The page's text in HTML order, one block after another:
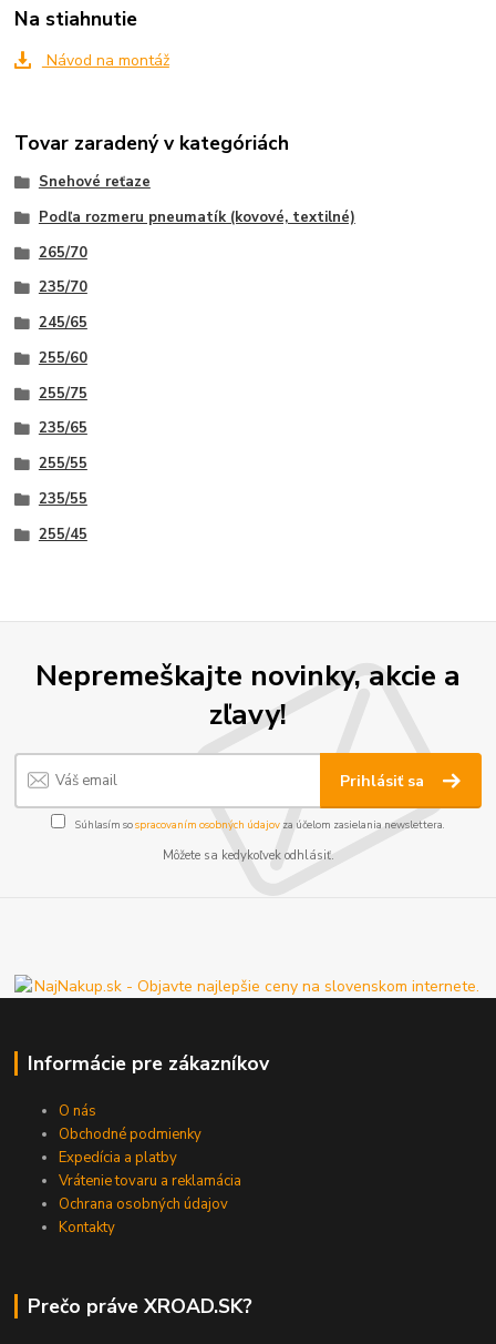
Na stiahnutie
Návod na montáž
Tovar zaradený v kategóriách
Snehové reťaze
Podľa rozmeru pneumatík (kovové, textilné)
265/70
235/70
245/65
255/60
255/75
235/65
255/55
235/55
255/45
Nepremeškajte novinky, akcie a
zľavy!
Prihlásiť sa
Súhlasím sospracovaním osobných údajov za účelom zasielania newslettera.
Môžete sa kedykoľvek odhlásiť.
Informácie pre zákazníkov
O nás
Obchodné podmienky
Expedícia a platby
Vrátenie tovaru a reklamácia
Ochrana osobných údajov
Kontakty
Prečo práve XROAD.SK?